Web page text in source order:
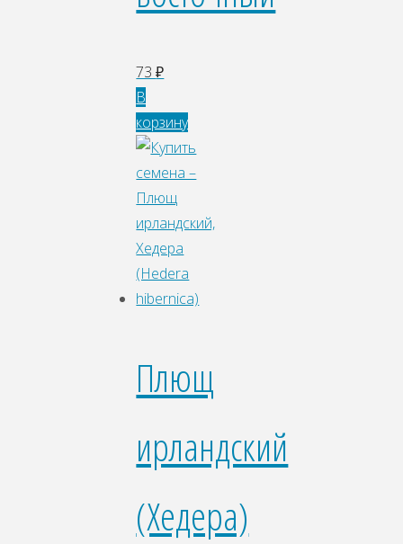
73₽
В
корзину
Плющ
ирландский
(Хедера)